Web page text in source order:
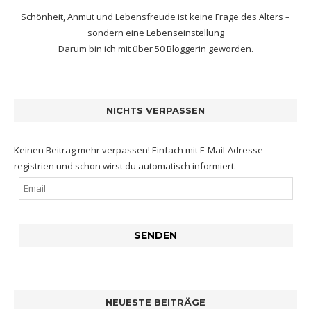
Schönheit, Anmut und Lebensfreude ist keine Frage des Alters –
sondern eine Lebenseinstellung
Darum bin ich mitüber 50 Bloggerin geworden.
NICHTS VERPASSEN
Keinen Beitrag mehr verpassen! Einfach mit E-Mail-Adresse
registrien und schon wirst du automatisch informiert.
NEUESTE BEITRÄGE